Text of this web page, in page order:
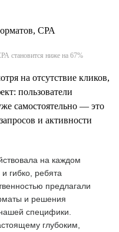
становится ниже на 67%
на отсутствие кликов,
пользователи
самостоятельно — это
и активности
на каждом
гибко, ребята
предлагали
и решения
специфики.
глубоким,